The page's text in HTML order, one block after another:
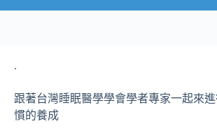
.
跟著台灣睡眠醫學學會學者專家一起來
慣的養成